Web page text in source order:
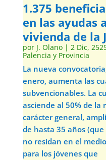
1.375
en las ayudas
vivienda de la
por J. Olano| 2 Dic,
Palencia y Provincia
La nueva
enero, aumenta las
subvencionables. La
asciende al 50% de
carácter general,
de hasta 35 años (que
no residan en el
para los jóvenes que